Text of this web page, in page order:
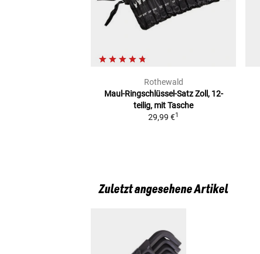
Rothewald
Maul-Ringschlüssel-Satz Zoll, 12-
teilig, mit Tasche
29,99 €1
Zuletzt angesehene Artikel